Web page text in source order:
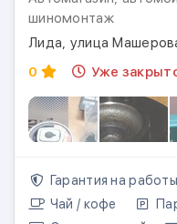
шиномонтаж
Лида, улица
0
Уже
Гарантия на работы
Чай / кофе